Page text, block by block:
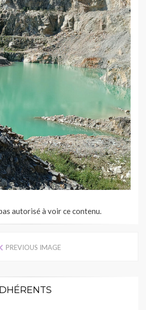
autorisé à voir ce contenu.
PREVIOUS IMAGE